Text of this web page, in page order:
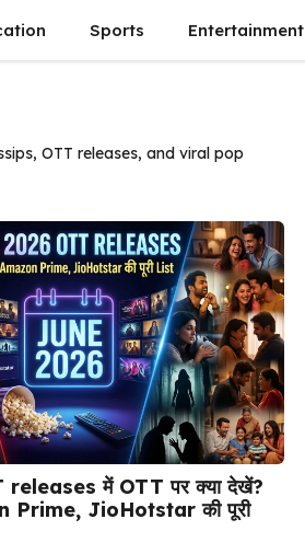
Sports Entertainment
OTT releases, and viral pop
में OTT पर क्या देखें?
Prime, JioHotstar की पूरी